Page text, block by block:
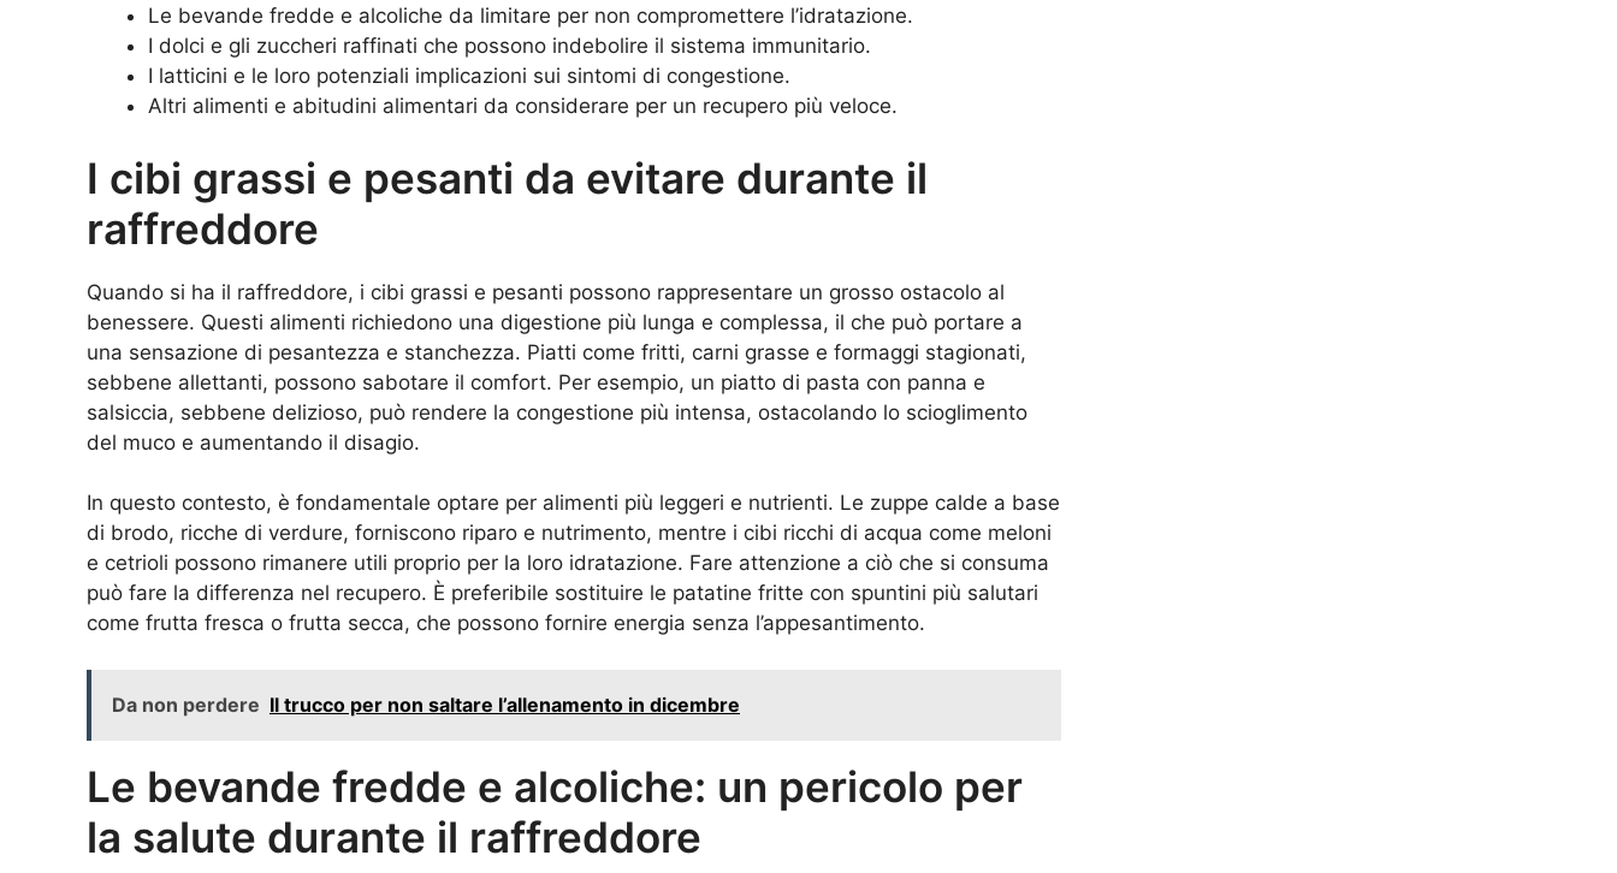
Le bevande fredde e alcoliche da limitare per non compromettere l’idratazione.
I dolci e gli zuccheri raffinati che possono indebolire il sistema immunitario.
I latticini e le loro potenziali implicazioni sui sintomi di congestione.
Altri alimenti e abitudini alimentari da considerare per un recupero più veloce.
I cibi grassi e pesanti da evitare durante il
raffreddore
Quando si ha il raffreddore, i cibi grassi e pesanti possono rappresentare un grosso ostacolo al
benessere. Questi alimenti richiedono una digestione più lunga e complessa, il che può portare a
una sensazione di pesantezza e stanchezza. Piatti come fritti, carni grasse e formaggi stagionati,
sebbene allettanti, possono sabotare il comfort. Per esempio, un piatto di pasta con panna e
salsiccia, sebbene delizioso, può rendere la congestione più intensa, ostacolando lo scioglimento
del muco e aumentando il disagio.
In questo contesto, è fondamentale optare per alimenti più leggeri e nutrienti. Le zuppe calde a base
di brodo, ricche di verdure, forniscono riparo e nutrimento, mentre i cibi ricchi di acqua come meloni
e cetrioli possono rimanere utili proprio per la loro idratazione. Fare attenzione a ciò che si consuma
può fare la differenza nel recupero. È preferibile sostituire le patatine fritte con spuntini più salutari
come frutta fresca o frutta secca, che possono fornire energia senza l’appesantimento.
Da non perdere Il trucco per non saltare l’allenamento in dicembre
Le bevande fredde e alcoliche: un pericolo per
la salute durante il raffreddore